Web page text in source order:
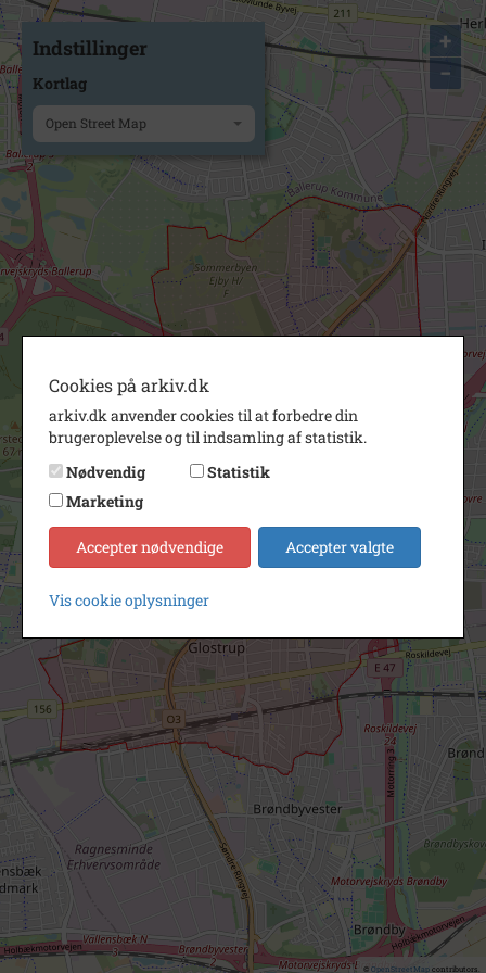
+
−
© OpenStreetMapcontributors.
Indstillinger
Kortlag
Open Street Map
Cookies på arkiv.dk
arkiv.dk anvender cookies til at forbedre din
brugeroplevelse og til indsamling af statistik.
Nødvendig
Statistik
Marketing
Accepter nødvendige Accepter valgte
Vis cookie oplysninger